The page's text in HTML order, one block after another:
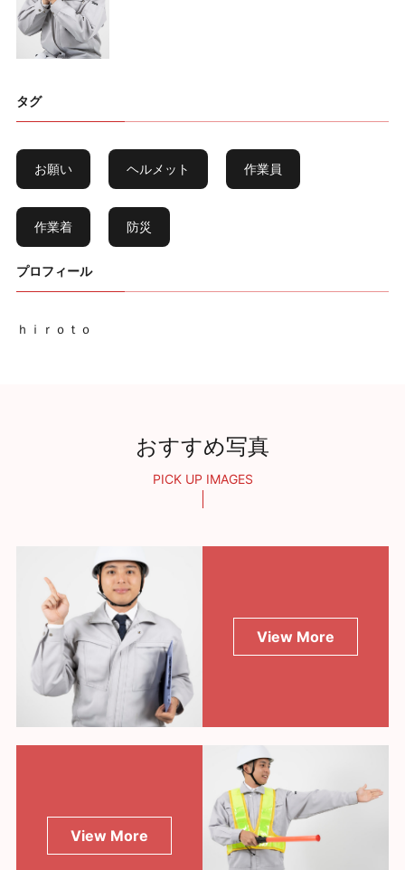
タグ
お願い ヘルメット 作業員
作業着 防災
プロフィール
ｈｉｒｏｔｏ
おすすめ写真
PICK UP IMAGES
View More
View More